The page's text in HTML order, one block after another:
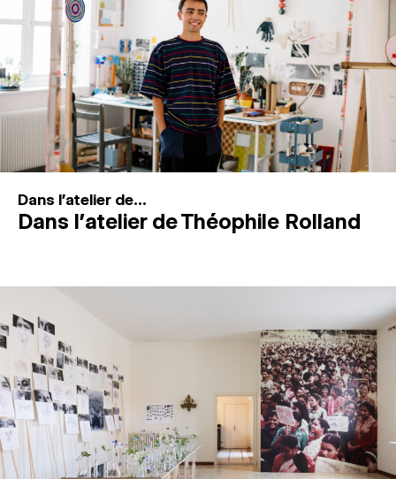
ESPACES DE PRATIQUE ARTISTIQUE ↓
Recherche
Connexion
Dans l'atelier de...
Dans l’atelier de Théophile Rolland